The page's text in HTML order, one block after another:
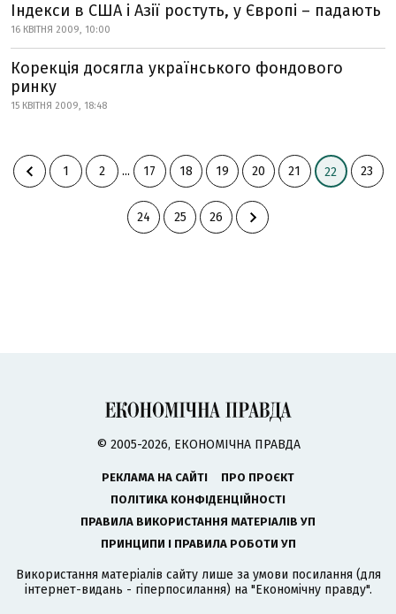
Індекси в США і Азії ростуть, у Європі – падають
16 КВІТНЯ 2009, 10:00
Корекція досягла українського фондового
ринку
15 КВІТНЯ 2009, 18:48
1 2 ... 17 18 19 20 21 22 23
24 25 26
© 2005-2026, ЕКОНОМІЧНА ПРАВДА
РЕКЛАМА НА САЙТІ
ПРО ПРОЄКТ
ПОЛІТИКА КОНФІДЕНЦІЙНОСТІ
ПРАВИЛА ВИКОРИСТАННЯ МАТЕРІАЛІВ УП
ПРИНЦИПИ І ПРАВИЛА РОБОТИ УП
Використання матеріалів сайту лише за умови посилання (для
інтернет-видань - гіперпосилання) на "Економічну правду".